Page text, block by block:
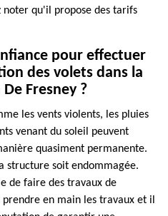
qu'il propose des tarifs
pour effectuer
des volets dans la
Fresney ?
les vents violents, les pluies
venant du soleil peuvent
quasiment permanente.
structure soit endommagée.
de faire des travaux de
en main les travaux et il